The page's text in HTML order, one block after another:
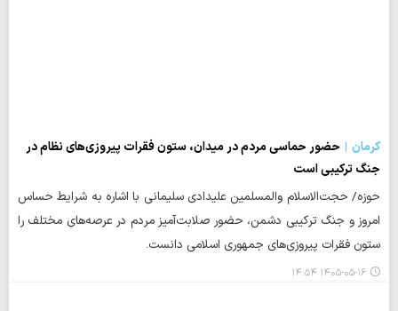
کرمان
حضور حماسی مردم در میدان، ستون فقرات پیروزی‌های نظام در
جنگ ترکیبی است
حوزه/ حجت‌الاسلام والمسلمین علیدادی سلیمانی با اشاره به شرایط حساس
امروز و جنگ ترکیبی دشمن، حضور صلابت‌آمیز مردم در عرصه‌های مختلف را
ستون فقرات پیروزی‌های جمهوری اسلامی دانست.
۱۴۰۵-۰۵-۱۶ ۱۴:۵۴